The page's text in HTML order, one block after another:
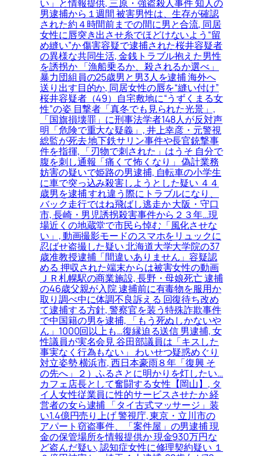
い」と情報提供, 三原・強盗殺人事件 知人の
男逮捕から１週間 被害男性は、生存が確認
された約４時間前までの間に男と合流, 同居
女性に唇突き出させ糸でほどけないよう“留
め縫い”か 傷害容疑で逮捕された桜井容疑者
の異様な共同生活, 金銭トラブル抱えた男性
を誘拐か 「漁船乗るか、殺されるか選べ」
暴力団組員の25歳男と男3人を逮捕 海外へ
送り出す目的か, 同居女性の唇を“縫い付け”
桜井容疑者（49）自宅敷地に“うずくまる女
性”の姿 目撃者「真冬でも見られた光景」,
「国旗損壊罪」に刑事法学者148人が反対声
明「危険で重大な疑義」, 井上幸彦・元警視
総監が死去 地下鉄サリン事件や長官銃撃事
件を指揮, 「刃物で刺された」はうそ 自分で
腹を刺し通報「痛くて怖くなり」 偽計業務
妨害の疑いで姫路の男逮捕, 自転車の小学生
に車で突っ込み殺害しようとした疑い ４４
歳男を逮捕 すれ違う際にトラブルになり、
バック走行ではね飛ばし逃走か 大阪・守口
市, 長崎・男児誘拐殺害事件から２３年…現
場近くの地蔵堂で市民ら悼む「風化させな
い」, 動画撮影モードのスマホをリュックに
忍ばせ盗撮した疑い 北海道大学大学院の37
歳准教授逮捕「間違いありません」容疑認
める 押収された端末からは被害女性の動画
ＪＲ札幌駅の商業施設, 長野・母娘死亡 逮捕
の46歳父親が入院 逮捕前に有毒物を服用か
取り調べ中に体調不良訴える 回復待ち改め
て逮捕する方針, 警察官を装う特殊詐欺事件
で中国籍の男を逮捕, 「もう死ぬしかないや
ん」1000回以上も…復縁迫る送信 男逮捕, 女
性議員が実名会見 谷田部議員は「キスした
事実なく行為もない」 わいせつ疑惑めぐり
対立姿勢 横浜市, 西日本豪雨８年「復興 そ
の先へ」２）ふるさとに明かりを灯したい…
カフェ店長として奮闘する女性【岡山】, タ
イ人女性従業員に性的サービスさせたか 経
営者の女ら逮捕 「タイ古式マッサージ」装
い1.4億円売り上げ 警視庁, 東京・立川市の
アパート窃盗事件、「案件屋」の男逮捕 現
金の保管場所を情報提供か 現金930万円な
ど盗んだ疑い, 認知症女性に修理契約疑い １